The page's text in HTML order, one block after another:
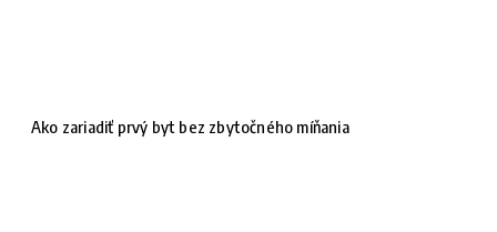
Ako zariadiť prvý byt bez zbytočného míňania